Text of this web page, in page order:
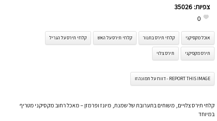
צפיות: 35026
0
אוכל מקסיקני קלחי תירס בתנור קלחי תירס על האש קלחי תירס על הגריל
תירס מקסיקני תירס צלוי
REPORT THIS IMAGE - דווח על תמונה זו
קלחי תירס צלויים, משוחים בתערובת של שמנת, מיונז ופרמזן – מאכל רחוב מקסיקני מטריף
במיוחד